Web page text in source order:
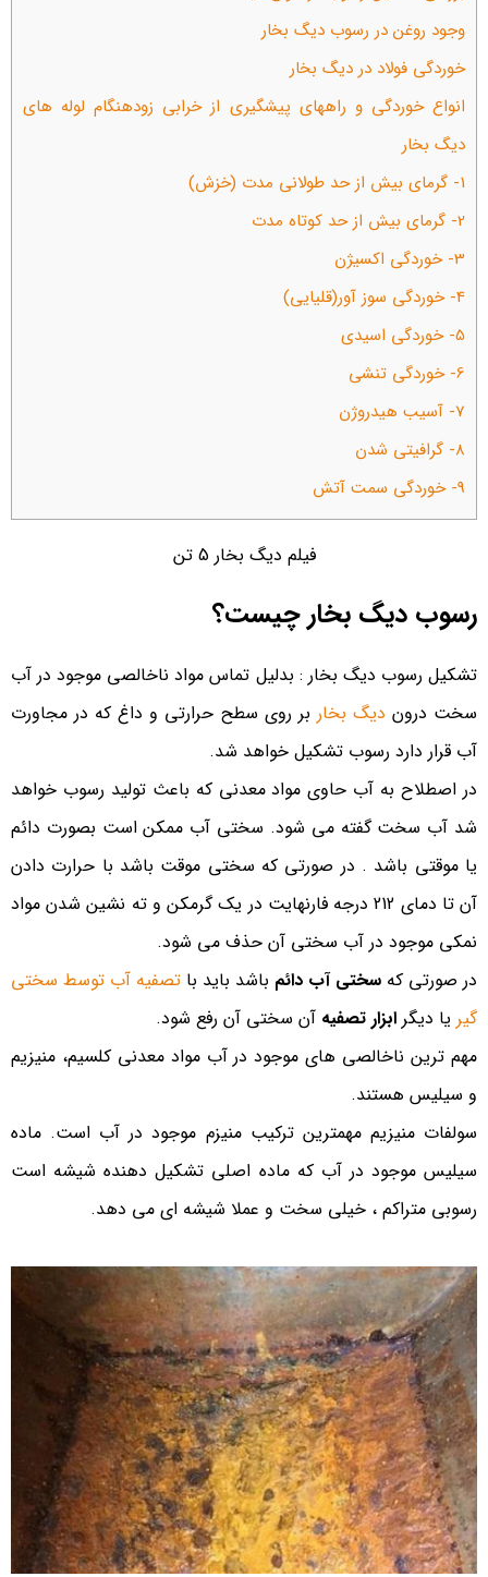
وجود روغن در رسوب دیگ بخار
خوردگی فولاد در ديگ بخار
انواع خوردگی و راههای پیشگیری از خرابی زودهنگام لوله های
دیگ بخار
1- گرمای بیش از حد طولانی مدت (خزش)
2- گرمای بیش از حد کوتاه مدت
3- خوردگی اکسیژن
4- خوردگی سوز آور(قلیایی)
5- خوردگی اسیدی
6- خوردگی تنشی
7- آسیب هیدروژن
8- گرافیتی شدن
9- خوردگی سمت آتش
فیلم دیگ بخار 5 تن
رسوب دیگ بخار چیست؟
تشکیل رسوب دیگ بخار : بدلیل تماس مواد ناخالصی موجود در آب
سخت درون دیگ بخار بر روی سطح حرارتی و داغ که در مجاورت
آب قرار دارد رسوب تشکیل خواهد شد.
در اصطلاح به آب حاوی مواد معدنی که باعث تولید رسوب خواهد
شد آب سخت گفته می شود. سختی آب ممکن است بصورت دائم
یا موقتی باشد . در صورتی که سختی موقت باشد با حرارت دادن
آن تا دمای 212 درجه فارنهایت در یک گرمکن و ته نشین شدن مواد
نمکی موجود در آب سختی آن حذف می شود.
در صورتی که سختی آب دائم باشد باید با تصفیه آب توسط سختی
گیر یا دیگر ابزار تصفیه آن سختی آن رفع شود.
مهم ترین ناخالصی های موجود در آب مواد معدنی کلسیم، منیزیم
و سیلیس هستند.
سولفات منیزیم مهمترین ترکیب منیزم موجود در آب است. ماده
سیلیس موجود در آب که ماده اصلی تشکیل دهنده شیشه است
رسوبی متراکم ، خیلی سخت و عملا شیشه ای می دهد.